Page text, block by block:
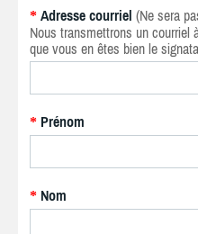
* Adresse courriel (Ne sera
Nous transmettrons un courriel
que vous en êtes bien le
* Prénom
* Nom